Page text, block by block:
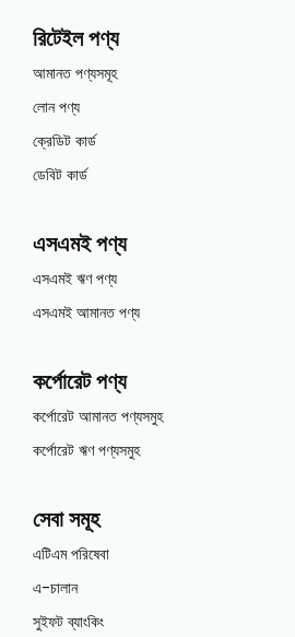
রিটেইল পণ্য
আমানত পণ্যসমূহ
লোন পণ্য
ক্রেডিট কার্ড
ডেবিট কার্ড
এসএমই পণ্য
এসএমই ঋণ পণ্য
এসএমই আমানত পণ্য
কর্পোরেট পণ্য
কর্পোরেট আমানত পণ্যসমুহ
কর্পোরেট ঋণ পণ্যসমুহ
সেবা সমূহ
এটিএম পরিষেবা
এ-চালান
সুইফট ব্যাংকিং